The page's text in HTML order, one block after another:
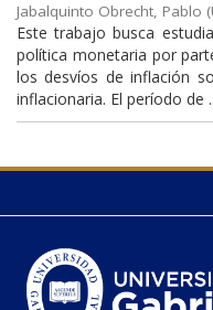
Jabalquinto Obrecht, Pablo (
Este trabajo busca
política monetaria por
los desvíos de inflación
inflacionaria. El período de